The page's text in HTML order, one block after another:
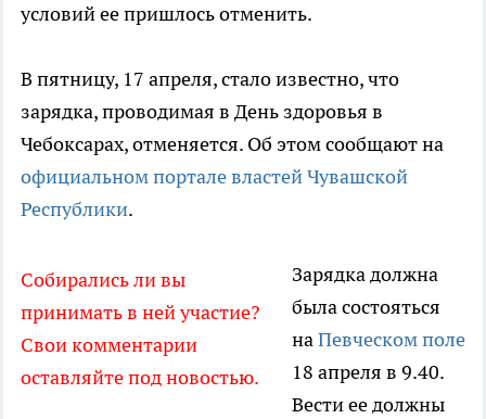
условий ее пришлось отменить.
В пятницу, 17 апреля, стало известно, что
зарядка, проводимая в День здоровья в
Чебоксарах, отменяется. Об этом сообщают на
официальном портале властей Чувашской
Республики.
Собирались ли вы
принимать в ней участие?
Свои комментарии
оставляйте под новостью.
Зарядка должна
была состояться
наПевческом поле
18 апреля в 9.40.
Вести ее должны